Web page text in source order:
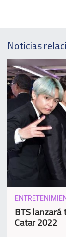
Noticias
BTS lanzará
Catar 2022